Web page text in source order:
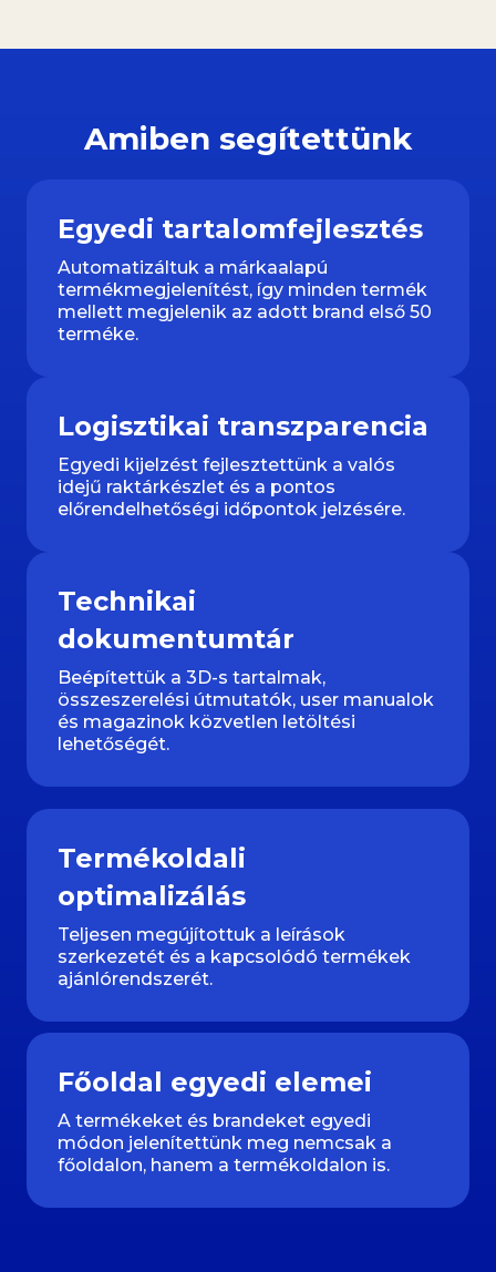
Amiben segítettünk
Egyedi tartalomfejlesztés
Automatizáltuk a márkaalapú
termékmegjelenítést, így minden termék
mellett megjelenik az adott brand első 50
terméke.
Logisztikai transzparencia
Egyedi kijelzést fejlesztettünk a valós
idejű raktárkészlet és a pontos
előrendelhetőségi időpontok jelzésére.
Technikai
dokumentumtár
Beépítettük a 3D-s tartalmak,
összeszerelési útmutatók, user manualok
és magazinok közvetlen letöltési
lehetőségét.
Termékoldali
optimalizálás
Teljesen megújítottuk a leírások
szerkezetét és a kapcsolódó termékek
ajánlórendszerét.
Főoldal egyedi elemei
A termékeket és brandeket egyedi
módon jelenítettünk meg nemcsak a
főoldalon, hanem a termékoldalon is.